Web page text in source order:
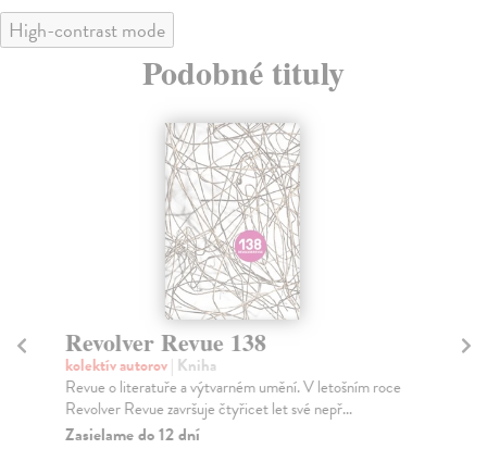
High-contrast mode
Podobné tituly
Revolver Revue 138
kolektív autorov| Kniha
Revue o literatuře a výtvarném umění. V letošním roce
Revolver Revue završuje čtyřicet let své nepř...
Zasielame do 12 dní